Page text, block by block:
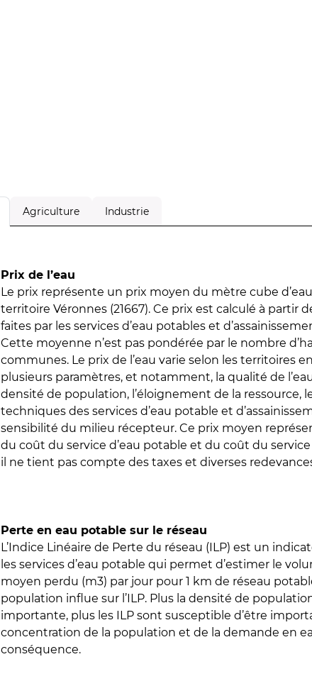
Agriculture Industrie
Prix de l’eau
Le prix représente un prix moyen du mètre cube
territoire Véronnes (21667). Ce prix est calculé à partir
faites par les services d’eau potables et
Cette moyenne n’est pas pondérée par le nombre
communes. Le prix de l’eau varie selon les territoires
plusieurs paramètres, et notamment, la qualité de
densité de population, l’éloignement de la ressource,
techniques des services d’eau potable et
sensibilité du milieu récepteur. Ce prix moyen
du coût du service d’eau potable et du coût du
il ne tient pas compte des taxes et diverses
Perte en eau potable sur le réseau
L’Indice Linéaire de Perte du réseau (ILP) est un
les services d’eau potable qui permet d’estimer le
moyen perdu (m3) par jour pour 1 km de réseau
population influe sur l’ILP. Plus la densité de
importante, plus les ILP sont susceptible d’être
concentration de la population et de la demande en
conséquence.